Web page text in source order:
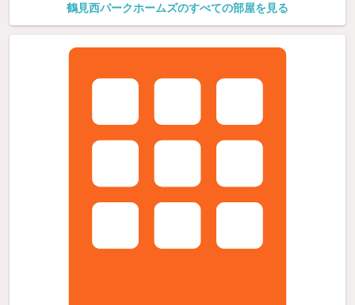
鶴見西パークホームズのすべての部屋を見る